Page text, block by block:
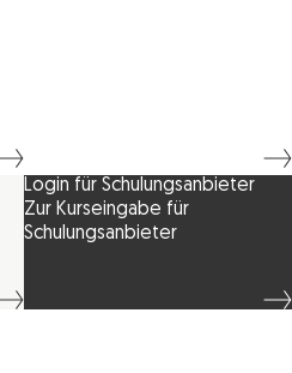
Login für Schulungsanbieter
Zur Kurseingabe für
Schulungsanbieter